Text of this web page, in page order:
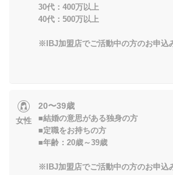
30代：400万以上
40代：500万以上
※IBJ加盟店でご活動中の方のお申込
女性
20〜39歳
■結婚の意思がある独身の方
■定職をお持ちの方
■年齢：20歳～39歳
※IBJ加盟店でご活動中の方のお申込